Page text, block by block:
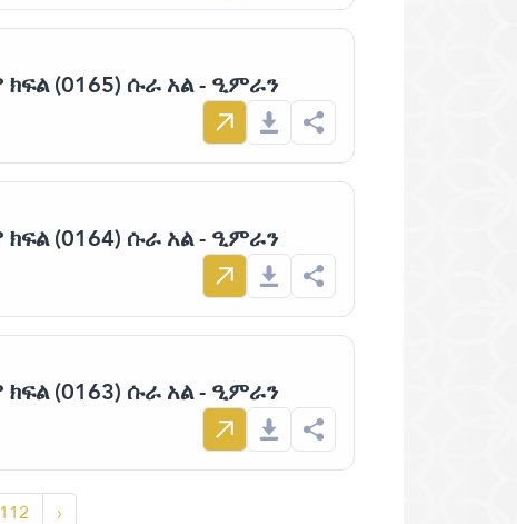
(0165) ሱራ አል - ዒምራን
(0164) ሱራ አል - ዒምራን
(0163) ሱራ አል - ዒምራን
112 ›